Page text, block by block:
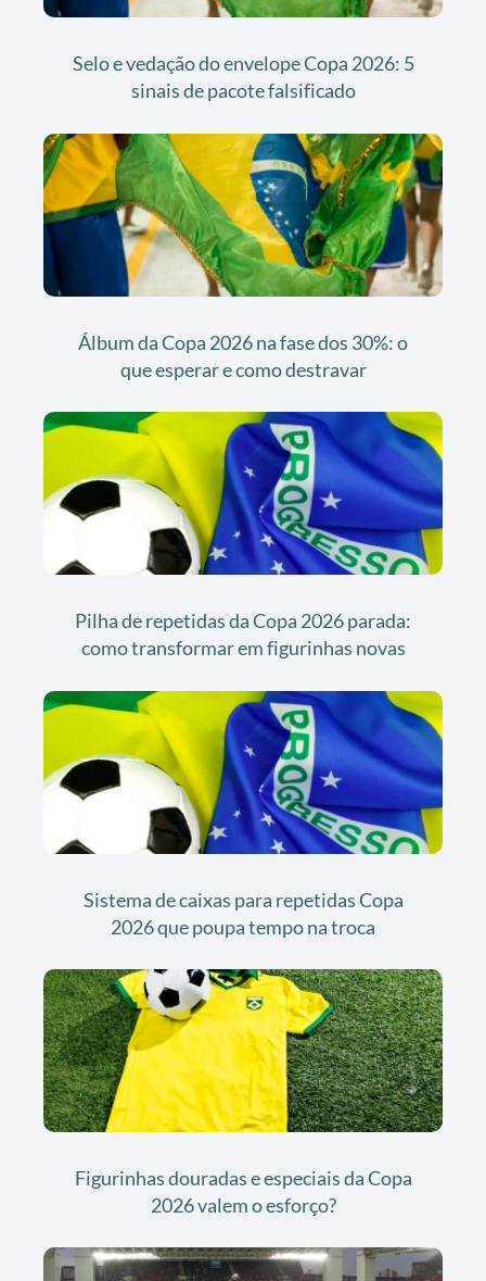
Selo e vedação do envelope Copa 2026: 5
sinais de pacote falsificado
Álbum da Copa 2026 na fase dos 30%: o
que esperar e como destravar
Pilha de repetidas da Copa 2026 parada:
como transformar em figurinhas novas
Sistema de caixas para repetidas Copa
2026 que poupa tempo na troca
Figurinhas douradas e especiais da Copa
2026 valem o esforço?